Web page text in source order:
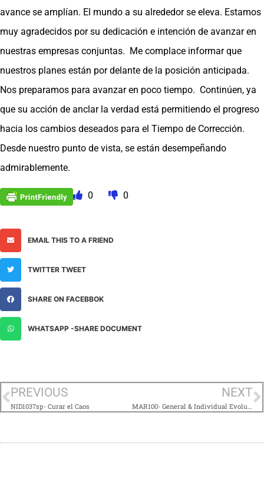
avance se amplían. El mundo a su alrededor se eleva. Estamos
muy agradecidos por su dedicación e intención de avanzar en
nuestras empresas conjuntas. Me complace informar que
nuestros planes están por delante de la posición anticipada.
Nos preparamos para avanzar en poco tiempo. Continúen, ya
que su acción de anclar la verdad está permitiendo el progreso
hacia los cambios deseados para el Tiempo de Corrección.
Desde nuestro punto de vista, se están desempeñando
admirablemente.
0 0
EMAIL THIS TO A FRIEND
TWITTER TWEET
SHARE ON FACEBBOK
WHATSAPP -SHARE DOCUMENT
PREVIOUS
NID1037sp- Curar el Caos
NEXT
MAR100- General & Individual Evolution